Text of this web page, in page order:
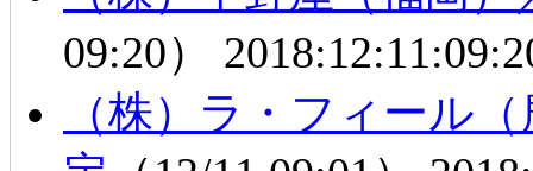
09:20）
（株）ラ・フィール